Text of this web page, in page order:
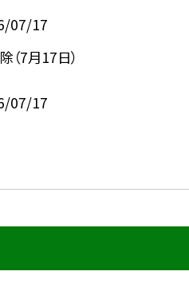
07/17
（7月17日）
07/17